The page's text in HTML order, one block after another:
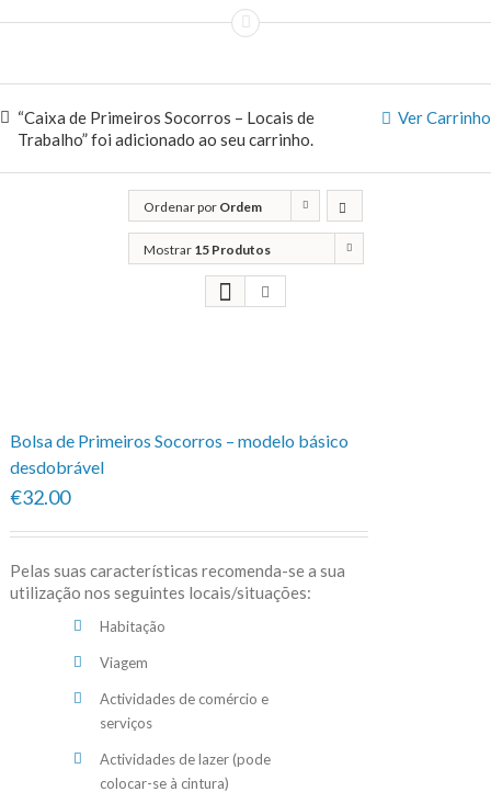
Ver Carrinho
“Caixa de Primeiros Socorros – Locais de
Trabalho” foi adicionado ao seu carrinho.
Ordenar por Ordem
predefinida
Mostrar 15 Produtos
Bolsa de Primeiros Socorros – modelo básico
desdobrável
€32.00
Pelas suas características recomenda-se a sua
utilização nos seguintes locais/situações:
Habitação
Viagem
Actividades de comércio e
serviços
Actividades de lazer (pode
colocar-se à cintura)